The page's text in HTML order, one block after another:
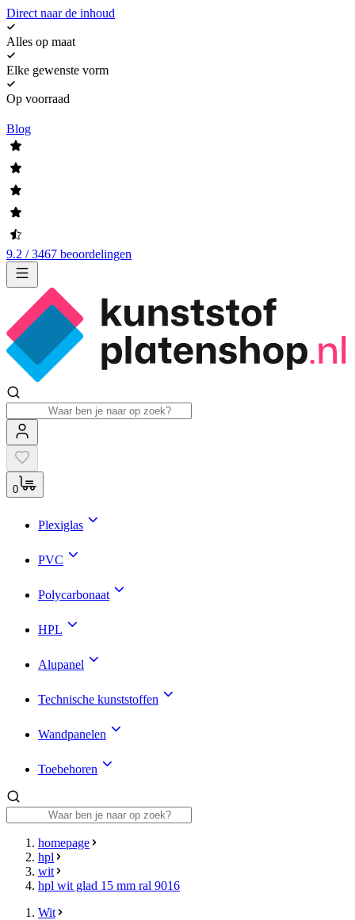
Direct naar de inhoud
Alles op maat
Elke gewenste vorm
Op voorraad
Blog
9.2 / 3467 beoordelingen
0
Plexiglas
PVC
Polycarbonaat
HPL
Alupanel
Technische kunststoffen
Wandpanelen
Toebehoren
homepage
hpl
wit
hpl wit glad 15 mm ral 9016
Wit